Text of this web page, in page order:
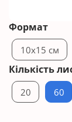
Формат
10x15 см
Кількість
20 60